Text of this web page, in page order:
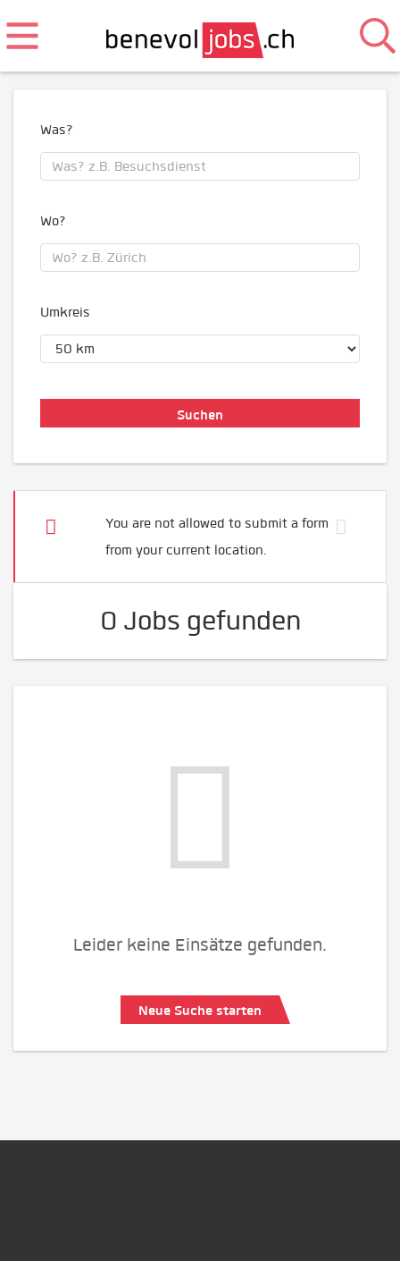
Was?
Wo?
Umkreis
You are not allowed to submit a form
from your current location.
0 Jobs gefunden
Leider keine Einsätze gefunden.
Neue Suche starten